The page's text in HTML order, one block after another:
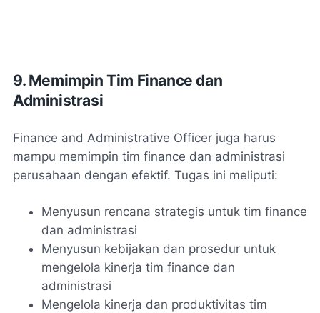
9. Memimpin Tim Finance dan
Administrasi
Finance and Administrative Officer juga harus
mampu memimpin tim finance dan administrasi
perusahaan dengan efektif. Tugas ini meliputi:
Menyusun rencana strategis untuk tim finance
dan administrasi
Menyusun kebijakan dan prosedur untuk
mengelola kinerja tim finance dan
administrasi
Mengelola kinerja dan produktivitas tim